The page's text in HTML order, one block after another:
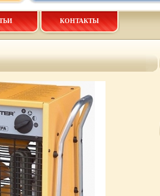
КОНТАКТЫ